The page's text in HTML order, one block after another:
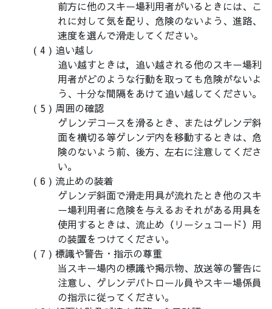
前方に他のスキー場利用者がいるときには、こ
れに対して気を配り、危険のないよう、進路、
速度を選んで滑走してください。
追い越し
追い越すときは，追い越される他のスキー場利
用者がどのような行動を取っても危険がないよ
う、十分な間隔をあけて追い越してください。
周囲の確認
ゲレンデコースを滑るとき、またはゲレンデ斜
面を横切る等ゲレンデ内を移動するときは、危
険のないよう前、後方、左右に注意してくださ
い。
流止めの装着
ゲレンデ斜面で滑走用具が流れたとき他のスキ
ー場利用者に危険を与えるおそれがある用具を
使用するときは、流止め（リーシュコード）用
の装置をつけてください。
標識や警告・指示の尊重
当スキー場内の標識や掲示物、放送等の警告に
注意し、ゲレンデパトロール員やスキー場係員
の指示に従ってください。